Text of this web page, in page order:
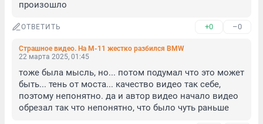
произошло
ОТВЕТИТЬ +0 –0
Страшное видео. На М-11 жестко разбился BMW
22 марта 2025, 01:45
тоже была мысль, но... потом подумал что это может
быть... тень от моста... качество видео так себе,
поэтому непонятно. да и автор видео начало видео
обрезал так что непонятно, что было чуть раньше